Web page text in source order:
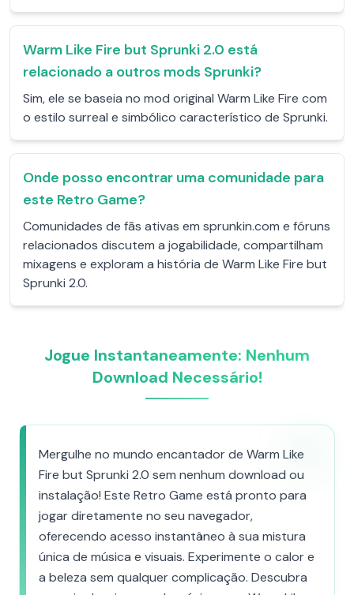
Warm Like Fire but Sprunki 2.0 está
relacionado a outros mods Sprunki?
Sim, ele se baseia no mod original Warm Like Fire com
o estilo surreal e simbólico característico de Sprunki.
Onde posso encontrar uma comunidade para
este Retro Game?
Comunidades de fãs ativas em sprunkin.com e fóruns
relacionados discutem a jogabilidade, compartilham
mixagens e exploram a história de Warm Like Fire but
Sprunki 2.0.
Jogue Instantaneamente: Nenhum
Download Necessário!
Mergulhe no mundo encantador de Warm Like
Fire but Sprunki 2.0 sem nenhum download ou
instalação! Este Retro Game está pronto para
jogar diretamente no seu navegador,
oferecendo acesso instantâneo à sua mistura
única de música e visuais. Experimente o calor e
a beleza sem qualquer complicação. Descubra